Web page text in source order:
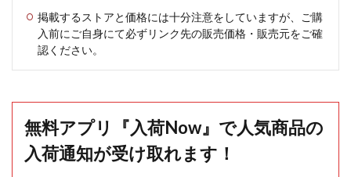
掲載するストアと価格には十分注意をしていますが、ご購
入前にご自身にて必ずリンク先の販売価格・販売元をご確
認ください。
無料アプリ『入荷Now』で人気商品の
入荷通知が受け取れます！